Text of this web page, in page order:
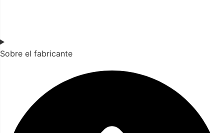
Sobre el fabricante